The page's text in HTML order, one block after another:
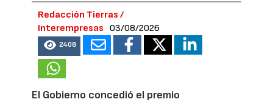
Redacción Tierras /
Interempresas
03/08/2026
2408
El Gobierno concedió el premio